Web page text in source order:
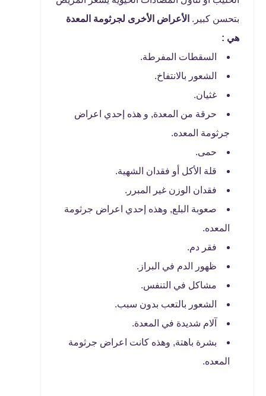
بتحسن كبير. الأعراض الأخرى لجرثومة المعدة
هي :
السقطات المفرطة.
الشعور بالانتفاخ.
غثيان.
حرقة من المعدة, و هذه إحدي اعراض
جرثومة المعده.
حمى.
قلة الأكل أو فقدان الشهية.
فقدان الوزن غير المبرر.
صعوبة البلع, وهذه إحدي اعراض جرثومة
المعده.
فقر دم.
ظهور الدم في البراز.
مشاكل في التنفس.
الشعور بالتعب بدون سبب.
آلام شديدة في المعدة.
بشرة باهتة, وهذه كانت اعراض جرثومة
المعده.